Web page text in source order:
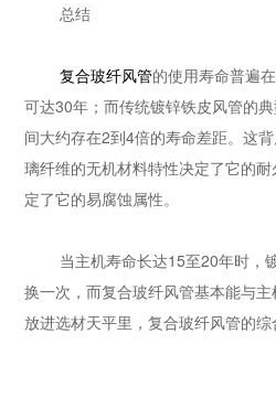
总结
复合玻纤风管的使用寿命普遍
可达30年；而传统镀锌铁皮风管的
间大约存在2到4倍的寿命差距。这
璃纤维的无机材料特性决定了它的
定了它的易腐蚀属性。
当主机寿命长达15至20年时，
换一次，而复合玻纤风管基本能与
放进选材天平里，复合玻纤风管的综